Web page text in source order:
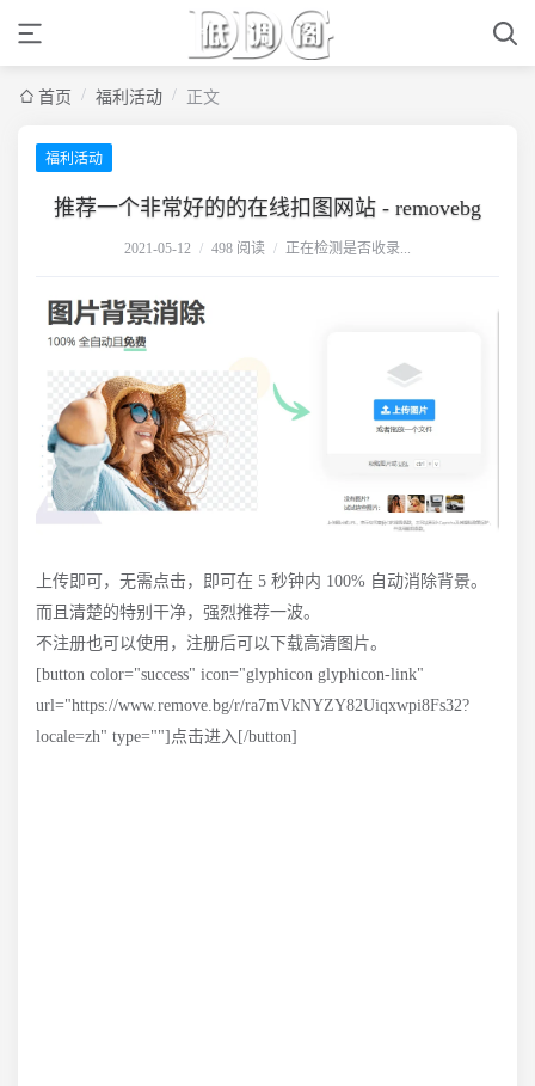
首页 / 福利活动 / 正文
福利活动
推荐一个非常好的的在线扣图网站 - removebg
2021-05-12 / 498 阅读 / 正在检测是否收录...
上传即可，无需点击，即可在 5 秒钟内 100% 自动消除背景。
而且清楚的特别干净，强烈推荐一波。
不注册也可以使用，注册后可以下载高清图片。
[button color="success" icon="glyphicon glyphicon-link"
url="https://www.remove.bg/r/ra7mVkNYZY82Uiqxwpi8Fs32?
locale=zh" type=""]点击进入[/button]